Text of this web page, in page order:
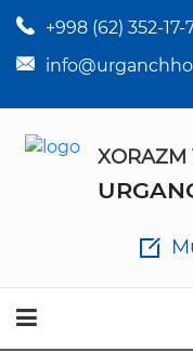
+998 (62) 352-17-
XORAZM
Tuman hokim
Tuman hokimi
Tuman hokimligi